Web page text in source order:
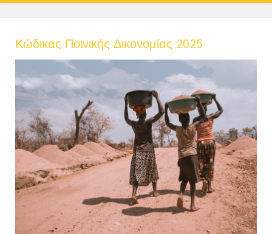
Κώδικας Ποινικής Δικονομίας 2025